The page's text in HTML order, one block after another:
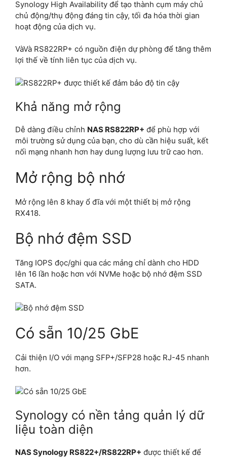
Synology High Availability để tạo thành cụm máy chủ
chủ động/thụ động đáng tin cậy, tối đa hóa thời gian
hoạt động của dịch vụ.
VàVà RS822RP+ có nguồn điện dự phòng để tăng thêm
lợi thế về tính liên tục của dịch vụ.
Khả năng mở rộng
Dễ dàng điều chỉnh NAS RS822RP+ để phù hợp với
môi trường sử dụng của bạn, cho dù cần hiệu suất, kết
nối mạng nhanh hơn hay dung lượng lưu trữ cao hơn.
Mở rộng bộ nhớ
Mở rộng lên 8 khay ổ đĩa với một thiết bị mở rộng
RX418.
Bộ nhớ đệm SSD
Tăng IOPS đọc/ghi qua các mảng chỉ dành cho HDD
lên 16 lần hoặc hơn với NVMe hoặc bộ nhớ đệm SSD
SATA.
Có sẵn 10/25 GbE
Cải thiện I/O với mạng SFP+/SFP28 hoặc RJ-45 nhanh
hơn.
Synology có nền tảng quản lý dữ
liệu toàn diện
NAS Synology RS822+/RS822RP+ được thiết kế để